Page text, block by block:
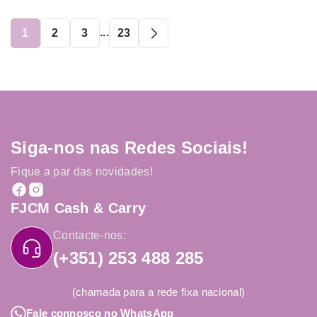
1 2 3 ... 23
Siga-nos nas Redes Sociais!
Fique a par das novidades!
FJCM Cash & Carry
Contacte-nos:
(+351) 253 488 285
(chamada para a rede fixa nacional)
Fale connosco no WhatsApp